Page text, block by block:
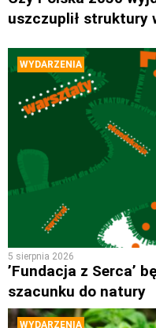
uszczuplił struktury
WYDARZENIA
5 sierpnia 2026
’Fundacja z Serca’
szacunku do natury
WYDARZENIA